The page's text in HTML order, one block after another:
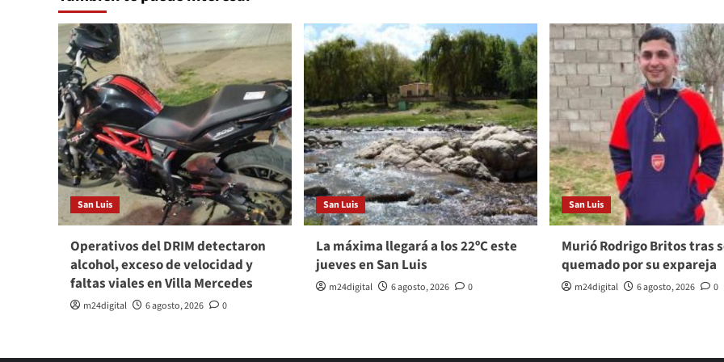
San Luis
Operativos del DRIM detectaron
alcohol, exceso de velocidad y
faltas viales en Villa Mercedes
m24digital 6 agosto, 2026 0
San Luis
La máxima llegará a los 22ºC este
jueves en San Luis
m24digital 6 agosto, 2026 0
San Luis
Murió Rodrigo Britos tras
quemado por su expareja
m24digital 6 agosto, 2026 0